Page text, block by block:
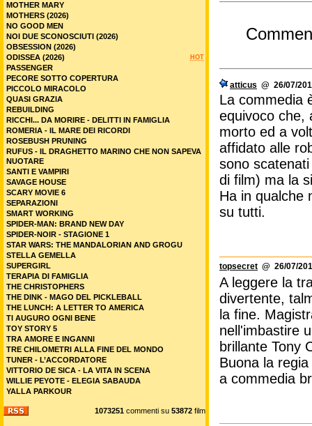
atticus @ 26/07/
La commedia
equivoco che,
morto ed a
affidato alle
sono
di film) ma la
Ha in qualche
su tutti.
topsecret @ 26/07/
A leggere la
divertente,
la fine.
nell'imbastire
brillante Tony
Buona la
a commedia
MOTHER MARY
MOTHERS (2026)
NO GOOD MEN
NOI DUE SCONOSCIUTI (2026)
OBSESSION (2026)
HOT
ODISSEA (2026)
PASSENGER
PECORE SOTTO COPERTURA
PICCOLO MIRACOLO
QUASI GRAZIA
REBUILDING
RICCHI... DA MORIRE - DELITTI IN FAMIGLIA
ROMERIA - IL MARE DEI RICORDI
ROSEBUSH PRUNING
RUFUS - IL DRAGHETTO MARINO CHE NON SAPEVA
NUOTARE
SANTI E VAMPIRI
SAVAGE HOUSE
SCARY MOVIE 6
SEPARAZIONI
SMART WORKING
SPIDER-MAN: BRAND NEW DAY
SPIDER-NOIR - STAGIONE 1
STAR WARS: THE MANDALORIAN AND GROGU
STELLA GEMELLA
SUPERGIRL
TERAPIA DI FAMIGLIA
THE CHRISTOPHERS
THE DINK - MAGO DEL PICKLEBALL
THE LUNCH: A LETTER TO AMERICA
TI AUGURO OGNI BENE
TOY STORY 5
TRA AMORE E INGANNI
TRE CHILOMETRI ALLA FINE DEL MONDO
TUNER - L’ACCORDATORE
VITTORIO DE SICA - LA VITA IN SCENA
WILLIE PEYOTE - ELEGIA SABAUDA
YALLA PARKOUR
1073251 commenti su 53872 film